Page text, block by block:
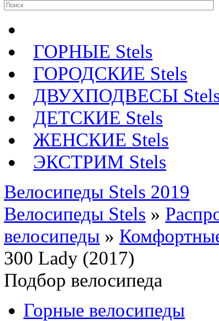
ГОРНЫЕ Stels
ГОРОДСКИЕ Stels
ДВУХПОДВЕСЫ
ДЕТСКИЕ Stels
ЖЕНСКИЕ Stels
ЭКСТРИМ Stels
Велосипеды Stels 2019
Велосипеды Stels »
велосипеды »
300 Lady (2017)
Подбор велосипеда
Горные велосипеды